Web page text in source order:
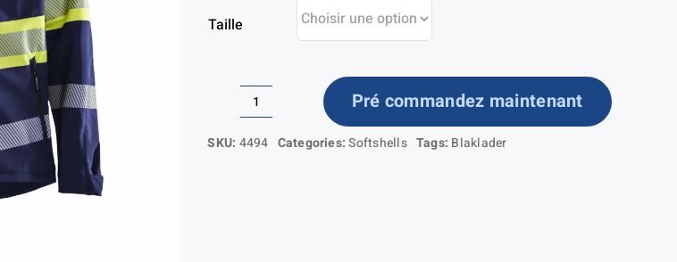
Taille
quantité
de
Pré commandez maintenant
SKU: 4494 Categories:Softshells Tags: Blaklader